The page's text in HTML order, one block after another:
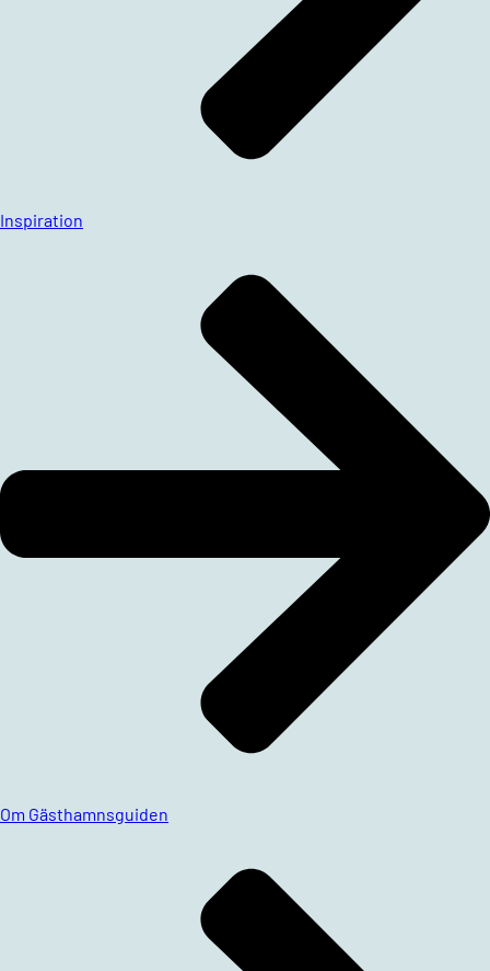
Inspiration
Om Gästhamnsguiden